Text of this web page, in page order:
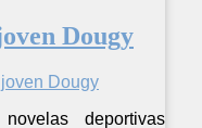
Dougy
deportivas